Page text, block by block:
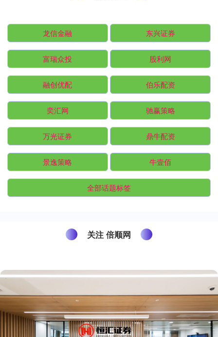
龙信金融 东兴证券
富瑞众投 股利网
融创优配 伯乐配资
奕汇网 驰赢策略
万光证券 鼎牛配资
景逸策略 牛壹佰
全部话题标签
关注 倍顺网